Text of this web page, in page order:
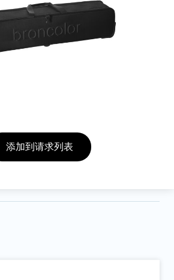
添加到请求列表